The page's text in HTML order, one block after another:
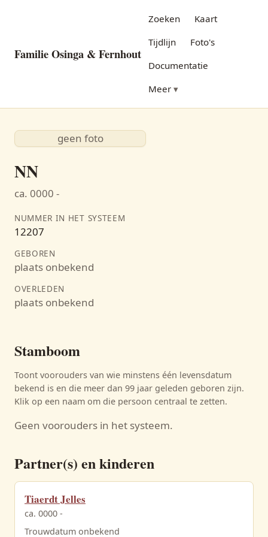
Familie Osinga & Fernhout
Zoeken
Kaart
Tijdlijn
Foto's
Documentatie
Meer
geen foto
NN
ca. 0000 -
NUMMER IN HET SYSTEEM
12207
GEBOREN
plaats onbekend
OVERLEDEN
plaats onbekend
Stamboom
Toont voorouders van wie minstens één levensdatum
bekend is en die meer dan 99 jaar geleden geboren zijn.
Klik op een naam om die persoon centraal te zetten.
Geen voorouders in het systeem.
Partner(s) en kinderen
Tiaerdt Jelles
ca. 0000 -
Trouwdatum onbekend